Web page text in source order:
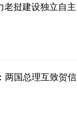
老挝建设独立自主
两国总理互致贺信